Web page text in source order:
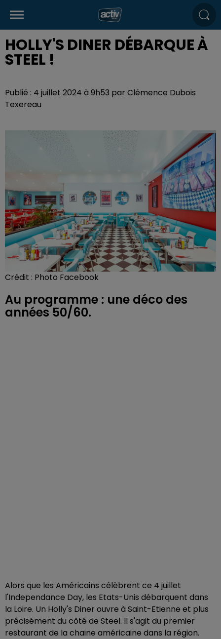
HOLLY'S DINER DÉBARQUE À
STEEL !
Publié : 4 juillet 2024 à 9h53 par Clémence Dubois
Texereau
Crédit : Photo Facebook
Au programme : une déco des
années 50/60.
Alors que les Américains célèbrent ce 4 juillet
l'Independance Day, les Etats-Unis débarquent dans
la Loire. Un Holly's Diner ouvre à Saint-Etienne et plus
précisément du côté de Steel. Il s'agit du premier
restaurant de la chaine américaine dans la région.